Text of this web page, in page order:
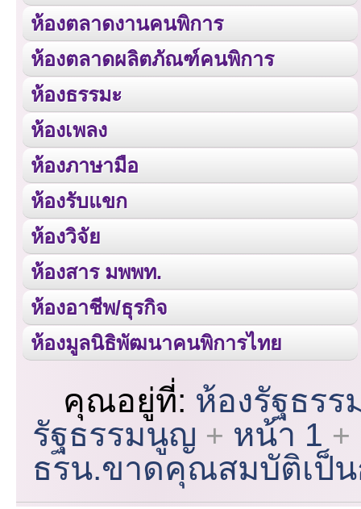
ห้องตลาดงานคนพิการ
ห้องตลาดผลิตภัณฑ์คนพิการ
ห้องธรรมะ
ห้องเพลง
ห้องภาษามือ
ห้องรับแขก
ห้องวิจัย
ห้องสาร มพพท.
ห้องอาชีพ/ธุรกิจ
ห้องมูลนิธิพัฒนาคนพิการไทย
คุณอยู่ที่: ห้องรัฐธร
รัฐธรรมนูญ
หน้า 1
ธรน.ขาดคุณสมบัติเป็